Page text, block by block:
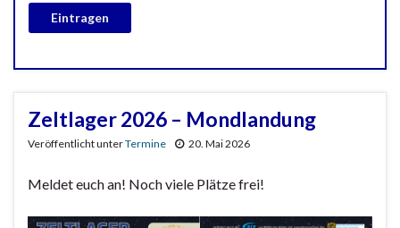
Zeltlager 2026 – Mondlandung
Veröffentlicht unterTermine 20. Mai 2026
Meldet euch an! Noch viele Plätze frei!